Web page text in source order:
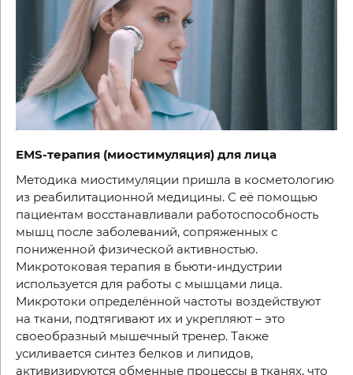
EMS-терапия (миостимуляция) для лица
Методика миостимуляции пришла в косметологию
из реабилитационной медицины. С её помощью
пациентам восстанавливали работоспособность
мышц после заболеваний, сопряженных с
пониженной физической активностью.
Микротоковая терапия в бьюти-индустрии
используется для работы с мышцами лица.
Микротоки определённой частоты воздействуют
на ткани, подтягивают их и укрепляют – это
своеобразный мышечный тренер. Также
усиливается синтез белков и липидов,
активизируются обменные процессы в тканях, что